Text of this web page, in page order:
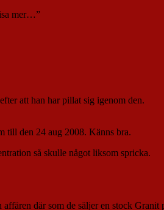
mer…”
att han har pillat sig igenom den.
till den 24 aug 2008. Känns bra.
så skulle något liksom spricka.
där som de säljer en stock